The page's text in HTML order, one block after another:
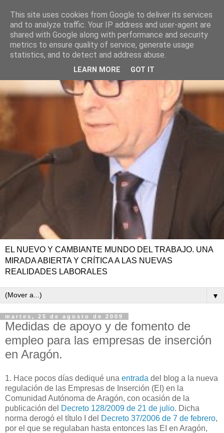
EL NUEVO Y CAMBIANTE MUNDO DEL TRABAJO. UNA
MIRADA ABIERTA Y CRÍTICA A LAS NUEVAS
REALIDADES LABORALES
▼
martes, 25 de agosto de 2009
Medidas de apoyo y de fomento de
empleo para las empresas de inserción
en Aragón.
1. Hace pocos días dediqué una entrada del blog a la nueva
regulación de las Empresas de Inserción (EI) en la
Comunidad Autónoma de Aragón, con ocasión de la
publicación del Decreto 128/2009 de 21 de julio. Dicha
norma derogó el título I del Decreto 37/2006 de 7 de febrero,
por el que se regulaban hasta entonces las EI en Aragón,
This site uses cookies from Google to deliver its services
and to analyze traffic. Your IP address and user-agent are
shared with Google along with performance and security
metrics to ensure quality of service, generate usage
statistics, and to detect and address abuse.
LEARN MORE GOT IT